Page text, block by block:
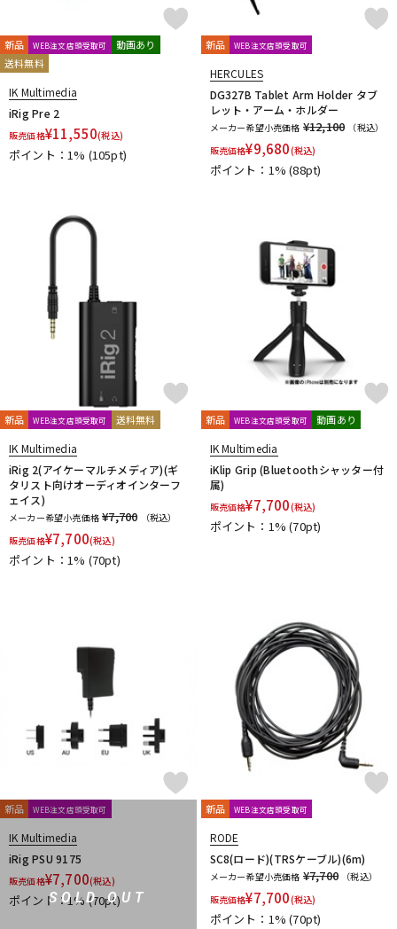
新品 WEB注文店頭受取可
動画あり
送料無料
IK Multimedia
iRig Pre 2
販売価格¥11,550(税込)
ポイント：1% (105pt)
新品 WEB注文店頭受取可
HERCULES
DG327B Tablet Arm Holder タブ
レット・アーム・ホルダー
メーカー希望小売価格 ¥12,100
（税込）
販売価格¥9,680(税込)
ポイント：1%(88pt)
新品 WEB注文店頭受取可 送料無料
IK Multimedia
iRig 2(アイケーマルチメディア)(ギ
タリスト向けオーディオインターフ
ェイス)
メーカー希望小売価格 ¥7,700
（税込）
販売価格¥7,700(税込)
ポイント：1% (70pt)
新品 WEB注文店頭受取可 動画あり
IK Multimedia
iKlip Grip (Bluetoothシャッター付
属)
販売価格¥7,700(税込)
ポイント：1%(70pt)
SOLD OUT
新品 WEB注文店頭受取可
IK Multimedia
iRig PSU 9175
販売価格¥7,700(税込)
ポイント：1%(70pt)
新品 WEB注文店頭受取可
RODE
SC8(ロード)(TRSケーブル)(6m)
メーカー希望小売価格 ¥7,700
（税込）
販売価格¥7,700(税込)
ポイント：1%(70pt)